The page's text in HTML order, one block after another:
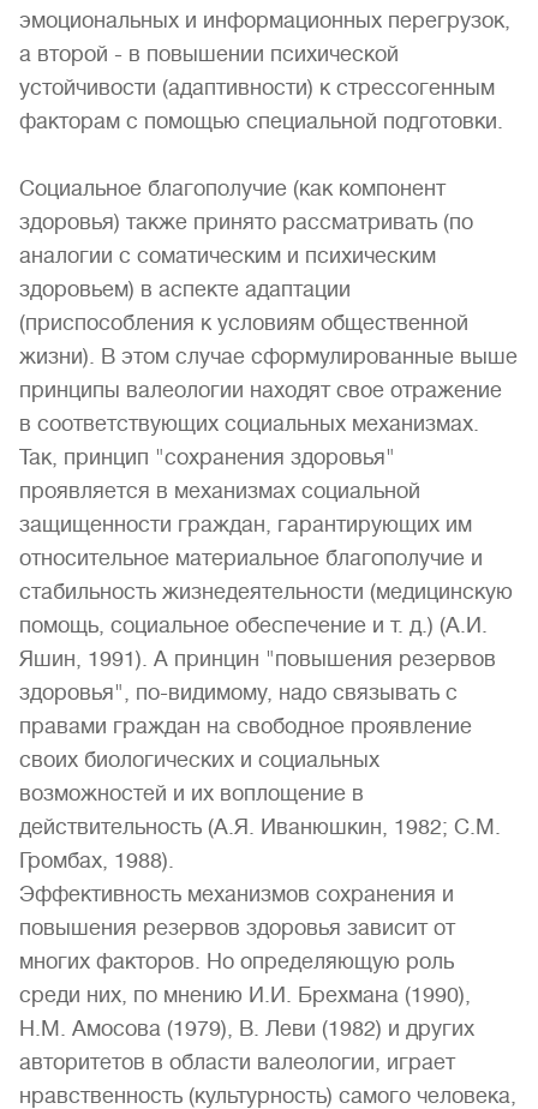
эмоциональных и информационных перегрузок,
а второй - в повышении психической
устойчивости (адаптивности) к стрессогенным
факторам с помощью специальной подготовки.
Социальное благополучие (как компонент
здоровья) также принято рассматривать (по
аналогии с соматическим и психическим
здоровьем) в аспекте адаптации
(приспособления к условиям общественной
жизни). В этом случае сформулированные выше
принципы валеологии находят свое отражение
в соответствующих социальных механизмах.
Так, принцип "сохранения здоровья"
проявляется в механизмах социальной
защищенности граждан, гарантирующих им
относительное материальное благополучие и
стабильность жизнедеятельности (медицинскую
помощь, социальное обеспечение и т. д.) (А.И.
Яшин, 1991). А принцин "повышения резервов
здоровья", по-видимому, надо связывать с
правами граждан на свободное проявление
своих биологических и социальных
возможностей и их воплощение в
действительность (А.Я. Иванюшкин, 1982; С.М.
Громбах, 1988).
Эффективность механизмов сохранения и
повышения резервов здоровья зависит от
многих факторов. Но определяющую роль
среди них, по мнению И.И. Брехмана (1990),
Н.М. Амосова (1979), В. Леви (1982) и других
авторитетов в области валеологии, играет
нравственность (культурность) самого человека,